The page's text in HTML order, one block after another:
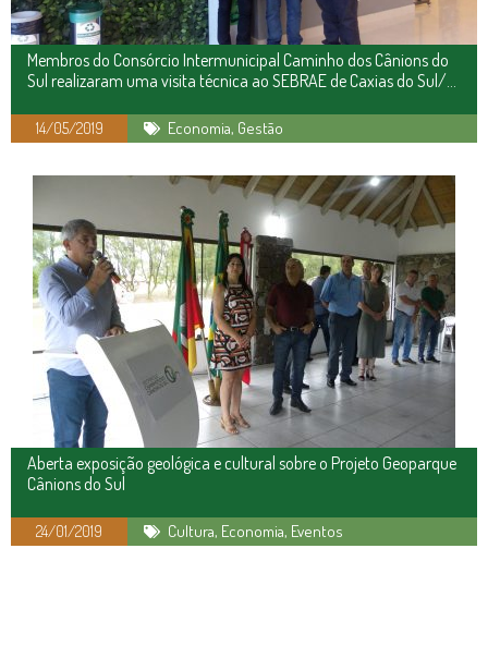
Membros do Consórcio Intermunicipal Caminho dos Cânions do
Sul realizaram uma visita técnica ao SEBRAE de Caxias do Sul/
14/05/2019 Economia, Gestão
Aberta exposição geológica e cultural sobre o Projeto Geoparque
Cânions do Sul
24/01/2019 Cultura, Economia, Eventos